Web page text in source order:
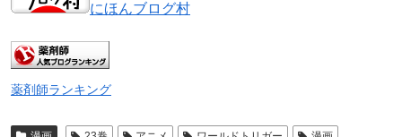
にほんブログ村
薬剤師ランキング